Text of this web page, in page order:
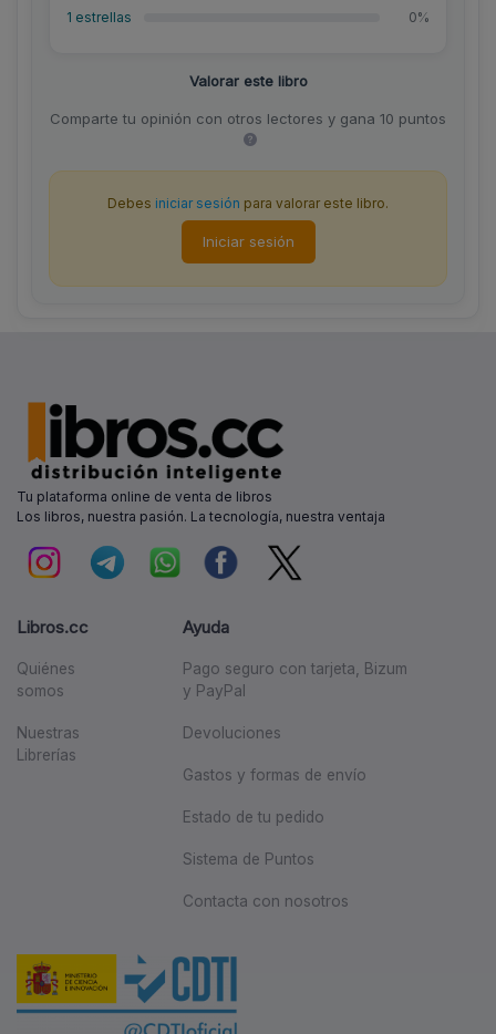
1 estrellas
0%
Valorar este libro
Comparte tu opinión con otros lectores y gana 10 puntos
Debes iniciar sesión para valorar este libro.
Iniciar sesión
Tu plataforma online de venta de libros
Los libros, nuestra pasión. La tecnología, nuestra ventaja
Libros.cc
Quiénes
somos
Nuestras
Librerías
Ayuda
Pago seguro con tarjeta, Bizum
y PayPal
Devoluciones
Gastos y formas de envío
Estado de tu pedido
Sistema de Puntos
Contacta con nosotros